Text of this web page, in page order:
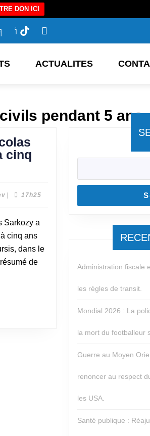
DON ICI
ACTUALITES
pendant 5 ans
cinq
17h25
cinq ans
dans le
de
Administration fiscale
les règles de transit.
Mondial 2026 : La
la mort du footballeur
Guerre au Moyen
renoncer au respect
les USA.
Santé publique :